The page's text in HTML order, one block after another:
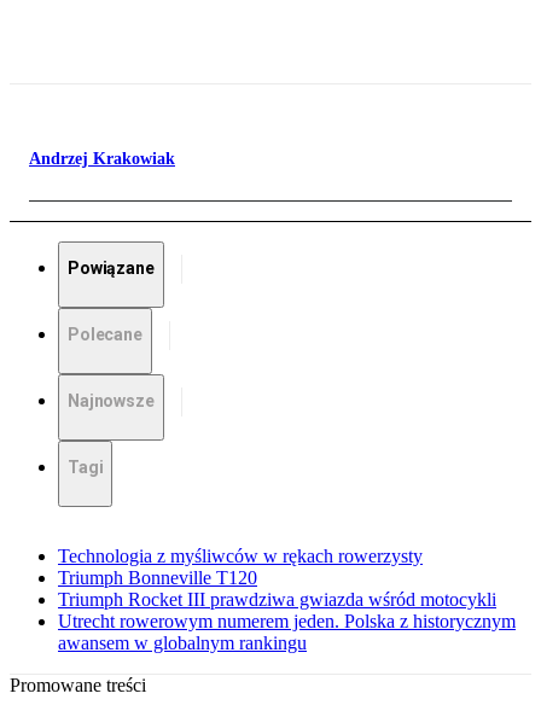
Andrzej Krakowiak
Powiązane
Polecane
Najnowsze
Tagi
Technologia z myśliwców w rękach rowerzysty
Triumph Bonneville T120
Triumph Rocket III prawdziwa gwiazda wśród motocykli
Utrecht rowerowym numerem jeden. Polska z historycznym
awansem w globalnym rankingu
Promowane treści